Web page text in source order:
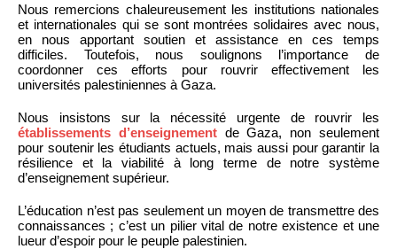
Nous remercions chaleureusement les institutions nationales
et internationales qui se sont montrées solidaires avec nous,
en nous apportant soutien et assistance en ces temps
difficiles. Toutefois, nous soulignons l’importance de
coordonner ces efforts pour rouvrir effectivement les
universités palestiniennes à Gaza.
Nous insistons sur la nécessité urgente de rouvrir les
établissements d’enseignementde Gaza, non seulement
pour soutenir les étudiants actuels, mais aussi pour garantir la
résilience et la viabilité à long terme de notre système
d’enseignement supérieur.
L’éducation n’est pas seulement un moyen de transmettre des
connaissances ; c’est un pilier vital de notre existence et une
lueur d’espoir pour le peuple palestinien.